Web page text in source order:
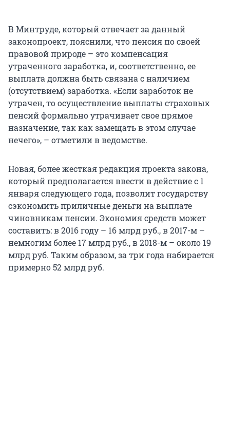
В Минтруде, который отвечает за данный
законопроект, пояснили, что пенсия по своей
правовой природе – это компенсация
утраченного заработка, и, соответственно, ее
выплата должна быть связана с наличием
(отсутствием) заработка. «Если заработок не
утрачен, то осуществление выплаты страховых
пенсий формально утрачивает свое прямое
назначение, так как замещать в этом случае
нечего», – отметили в ведомстве.
Новая, более жесткая редакция проекта закона,
который предполагается ввести в действие с 1
января следующего года, позволит государству
сэкономить приличные деньги на выплате
чиновникам пенсии. Экономия средств может
составить: в 2016 году – 16 млрд руб., в 2017-м –
немногим более 17 млрд руб., в 2018-м – около 19
млрд руб. Таким образом, за три года набирается
примерно 52 млрд руб.